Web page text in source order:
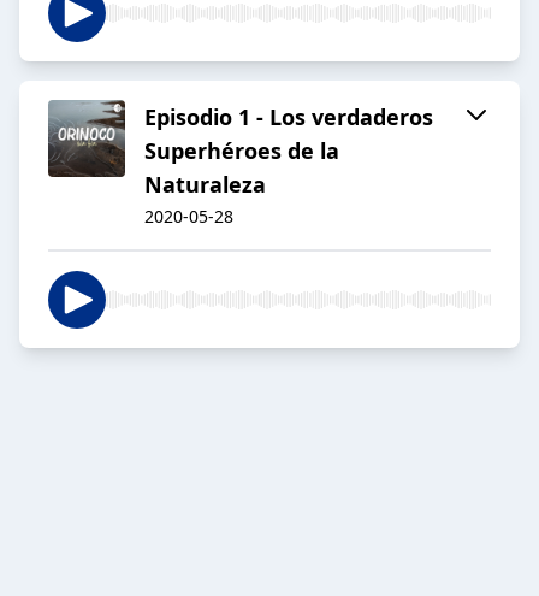
Episodio 1 - Los verdaderos
Superhéroes de la
Naturaleza
2020-05-28